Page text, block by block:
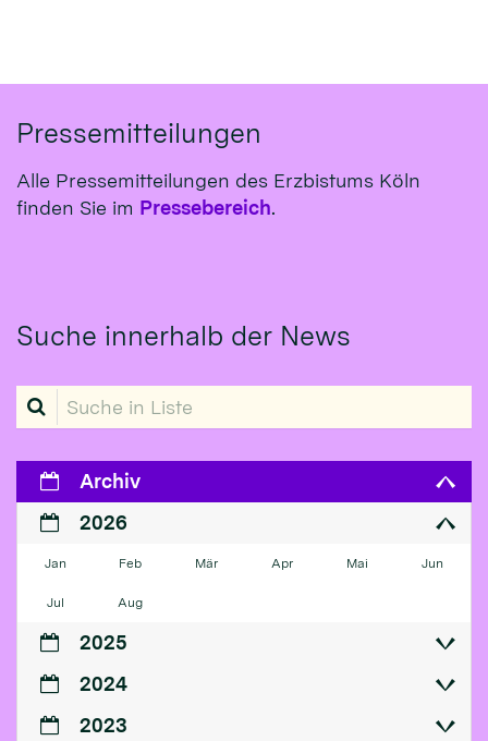
Pressemitteilungen
Alle Pressemitteilungen des Erzbistums Köln
finden Sie im Pressebereich.
Suche innerhalb der News
Suche in Liste
Archiv
2026
Jan Feb Mär Apr Mai Jun
Jul Aug
2025
2024
2023